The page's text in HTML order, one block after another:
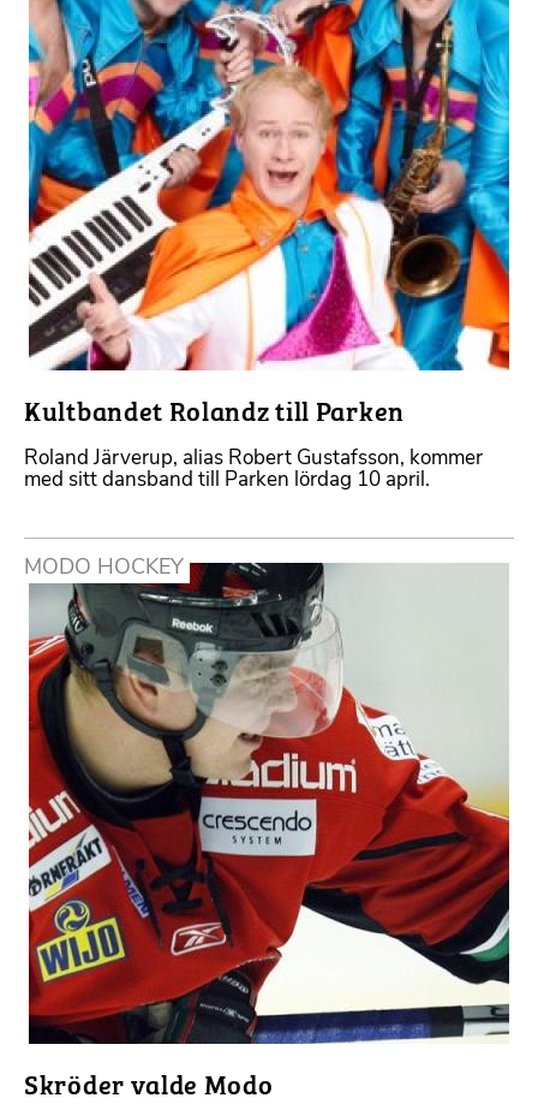
Kultbandet Rolandz till Parken
Roland Järverup, alias Robert Gustafsson, kommer
med sitt dansband till Parken lördag 10 april.
MODO HOCKEY
Skröder valde Modo